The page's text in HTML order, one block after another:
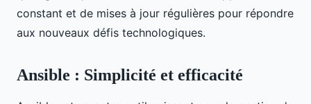
constant et de mises à jour régulières pour répondre
aux nouveaux défis technologiques.
Ansible : Simplicité et efficacité